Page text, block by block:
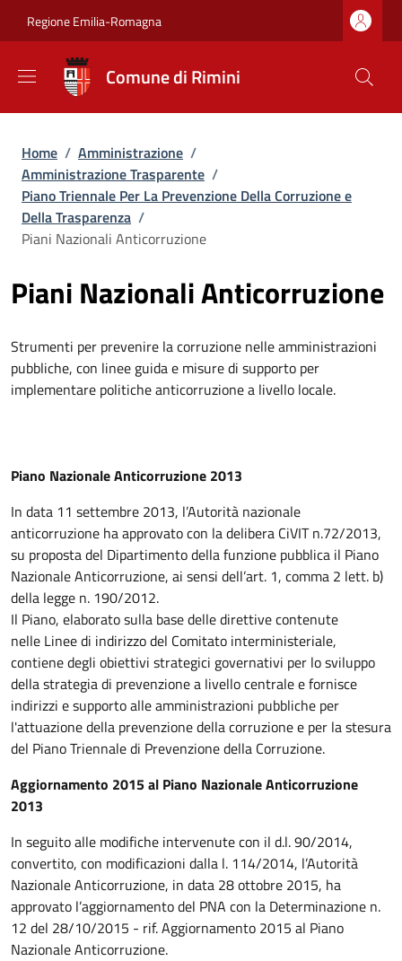
Regione Emilia-Romagna
Comune di Rimini
Briciole di pane
Home / Amministrazione /
Amministrazione Trasparente /
Piano Triennale Per La Prevenzione Della Corruzione e
Della Trasparenza /
Piani Nazionali Anticorruzione
Piani Nazionali Anticorruzione
Strumenti per prevenire la corruzione nelle amministrazioni
pubbliche, con linee guida e misure di supporto per
implementare politiche anticorruzione a livello locale.
Piano Nazionale Anticorruzione 2013
In data 11 settembre 2013, l’Autorità nazionale
anticorruzione ha approvato con la delibera CiVIT n.72/2013,
su proposta del Dipartimento della funzione pubblica il Piano
Nazionale Anticorruzione, ai sensi dell’art. 1, comma 2 lett. b)
della legge n. 190/2012.
Il Piano, elaborato sulla base delle direttive contenute
nelle Linee di indirizzo del Comitato interministeriale,
contiene degli obiettivi strategici governativi per lo sviluppo
della strategia di prevenzione a livello centrale e fornisce
indirizzi e supporto alle amministrazioni pubbliche per
l'attuazione della prevenzione della corruzione e per la stesura
del Piano Triennale di Prevenzione della Corruzione.
Aggiornamento 2015 al Piano Nazionale Anticorruzione
2013
In seguito alle modifiche intervenute con il d.l. 90/2014,
convertito, con modificazioni dalla l. 114/2014, l’Autorità
Nazionale Anticorruzione, in data 28 ottobre 2015, ha
approvato l’aggiornamento del PNA con la Determinazione n.
12 del 28/10/2015 - rif. Aggiornamento 2015 al Piano
Nazionale Anticorruzione.